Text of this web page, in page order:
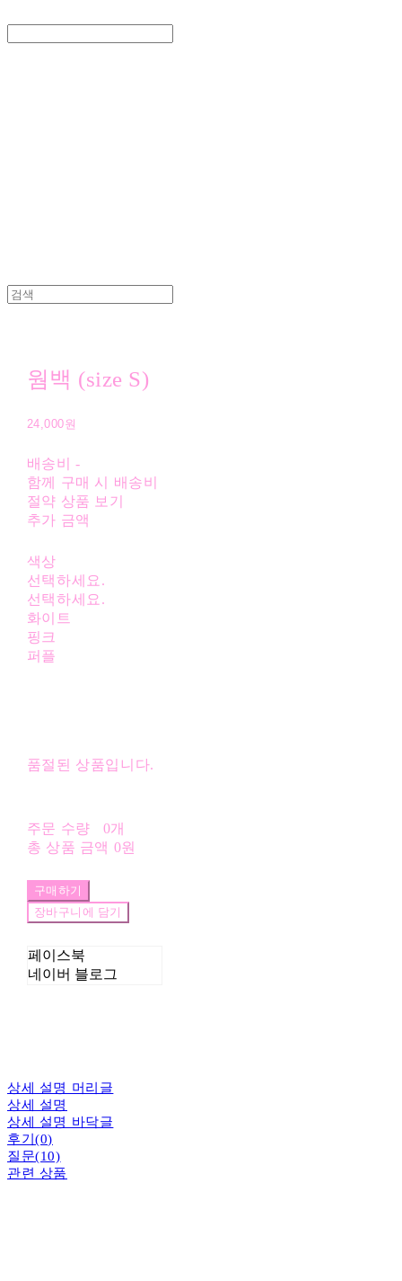
웜백 (size S)
24,000원
배송비-
함께 구매 시 배송비
절약 상품 보기
추가 금액
색상
선택하세요.
선택하세요.
화이트
핑크
퍼플
품절된 상품입니다.
주문 수량
0개
총 상품 금액 0원
구매하기
장바구니에 담기
페이스북
네이버 블로그
상세 설명 머리글
상세 설명
상세 설명 바닥글
후기(0)
질문(10)
관련 상품